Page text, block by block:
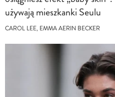
używają mieszkanki Seulu
CAROL LEE, EMMA AERIN BECKER